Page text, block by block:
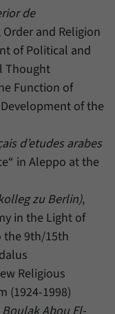
de
Order and Religion
of Political and
Thought
Function of
of the
d’etudes arabes
in Aleppo at the
zu Berlin),
in the Light of
the 9th/15th
Religious
(1924-1998)